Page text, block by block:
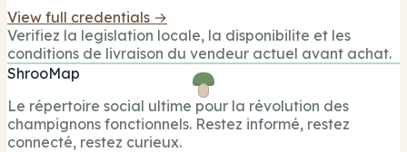
View full credentials →
Verifiez la legislation locale, la disponibilite et les
conditions de livraison du vendeur actuel avant achat.
ShrooMap
Le répertoire social ultime pour la révolution des
champignons fonctionnels. Restez informé, restez
connecté, restez curieux.